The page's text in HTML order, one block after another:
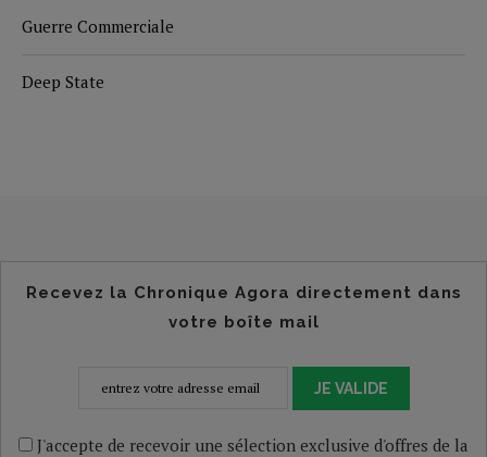
Guerre Commerciale
Deep State
Recevez la Chronique Agora directement dans
votre boîte mail
JE VALIDE
J'accepte de recevoir une sélection exclusive d'offres de la